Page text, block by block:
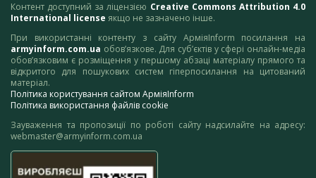
Контент доступний за ліцензією Creative Commons Attribution 4.0
International license якщо не зазначено інше.
При використанні контенту з сайту АрміяInform посилання на
armyinform.com.ua обов’язкове. Для суб’єктів у сфері онлайн-медіа
обов’язковим є розміщення у першому абзаці матеріалу прямого та
відкритого для пошукових систем гіперпосилання на цитований
матеріал.
Політика користування сайтом АрміяInform
Політика використання файлів cookie
Зауваження та пропозиції по роботі сайту надсилайте на адресу:
webmaster@armyinform.com.ua